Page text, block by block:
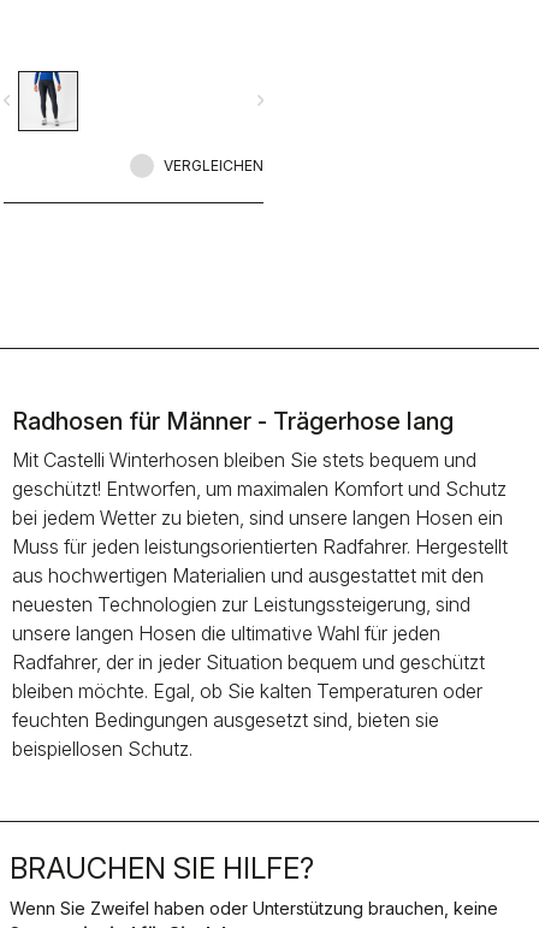
navigate_next
VERGLEICHEN
Radhosen für Männer - Trägerhose lang
Mit Castelli Winterhosen bleiben Sie stets bequem und
geschützt! Entworfen, um maximalen Komfort und Schutz
bei jedem Wetter zu bieten, sind unsere langen Hosen ein
Muss für jeden leistungsorientierten Radfahrer. Hergestellt
aus hochwertigen Materialien und ausgestattet mit den
neuesten Technologien zur Leistungssteigerung, sind
unsere langen Hosen die ultimative Wahl für jeden
Radfahrer, der in jeder Situation bequem und geschützt
bleiben möchte. Egal, ob Sie kalten Temperaturen oder
feuchten Bedingungen ausgesetzt sind, bieten sie
beispiellosen Schutz.
BRAUCHEN SIE HILFE?
Wenn Sie Zweifel haben oder Unterstützung brauchen, keine